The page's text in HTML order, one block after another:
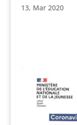
13, Mar 2020